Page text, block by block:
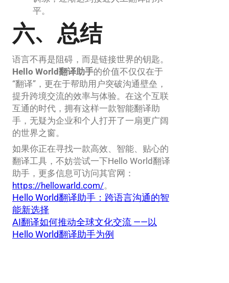
平。
六、总结
语言不再是阻碍，而是链接世界的钥匙。
Hello World翻译助手的价值不仅仅在于
“翻译”，更在于帮助用户突破沟通壁垒，
提升跨境交流的效率与体验。在这个互联
互通的时代，拥有这样一款智能翻译助
手，无疑为企业和个人打开了一扇更广阔
的世界之窗。
如果你正在寻找一款高效、智能、贴心的
翻译工具，不妨尝试一下Hello World翻译
助手，更多信息可访问其官网：
https://hellowarld.com/。
Hello World翻译助手：跨语言沟通的智
能新选择
AI翻译如何推动全球文化交流 ——以
Hello World翻译助手为例